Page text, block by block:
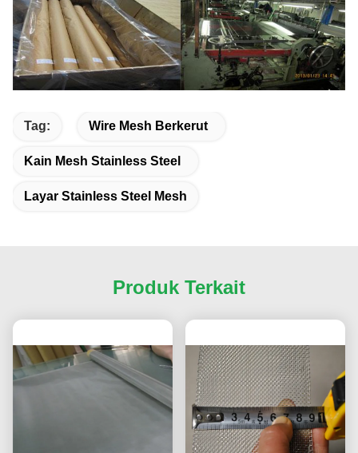
Tag: Wire Mesh Berkerut
Kain Mesh Stainless Steel
Layar Stainless Steel Mesh
Produk Terkait